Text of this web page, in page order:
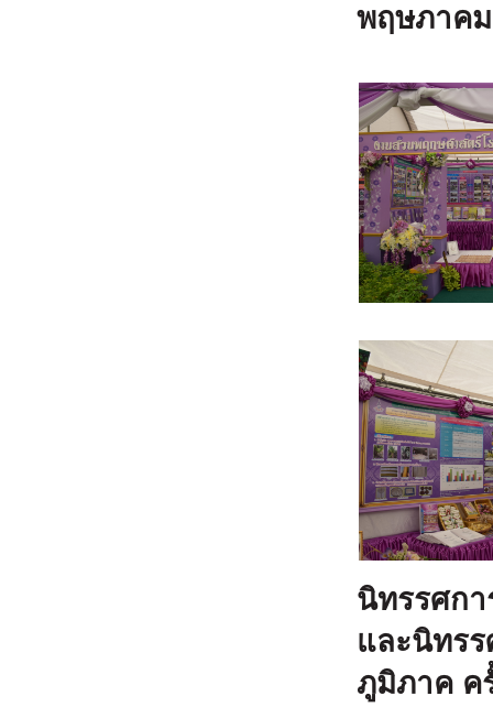
พฤษภาค
นิทรรศกา
และนิทร
ภูมิภาค ค